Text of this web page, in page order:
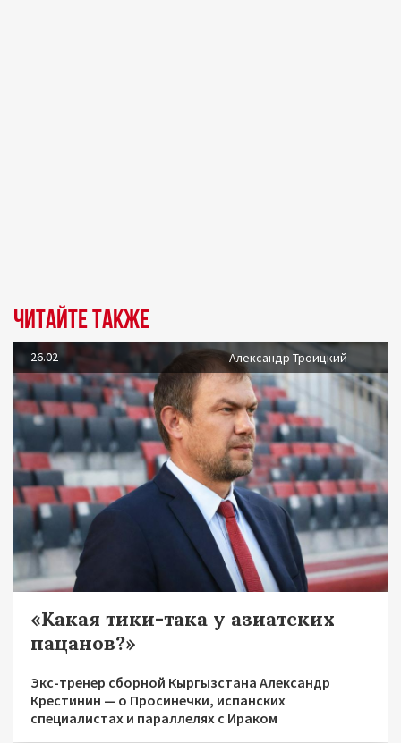
Читайте также
26.02 Александр Троицкий
«Какая тики-така у азиатских
пацанов?»
Экс-тренер сборной Кыргызстана Александр
Крестинин — о Просинечки, испанских
специалистах и параллелях с Ираком